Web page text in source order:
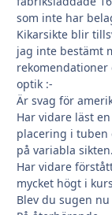
som inte har
Kikarsikte blir
jag inte bestämt
optik :-
Är svag för
Har vidare läst
placering i
på variabla sikten.
Har vidare
mycket högt i
Blev du sugen